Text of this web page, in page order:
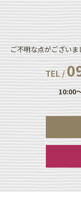
ご不明な点がござい
TEL /
10:00